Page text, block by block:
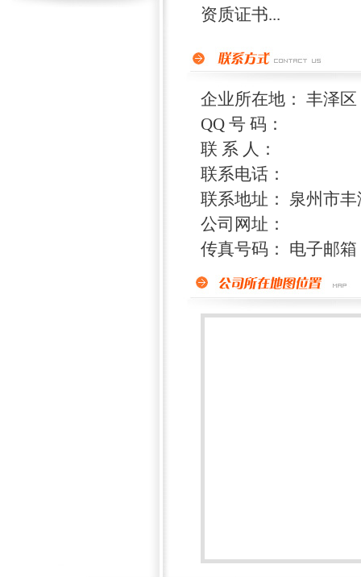
资质证书...
企业所在地： 丰泽区
QQ 号 码：
联 系 人：
联系电话：
联系地址： 泉州市
公司网址：
传真号码： 电子邮箱